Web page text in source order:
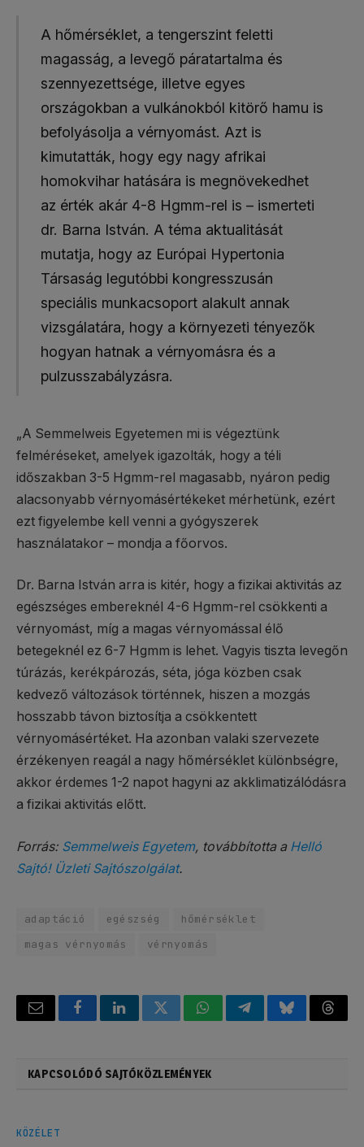
A hőmérséklet, a tengerszint feletti
magasság, a levegő páratartalma és
szennyezettsége, illetve egyes
országokban a vulkánokból kitörő hamu is
befolyásolja a vérnyomást. Azt is
kimutatták, hogy egy nagy afrikai
homokvihar hatására is megnövekedhet
az érték akár 4-8 Hgmm-rel is – ismerteti
dr. Barna István. A téma aktualitását
mutatja, hogy az Európai Hypertonia
Társaság legutóbbi kongresszusán
speciális munkacsoport alakult annak
vizsgálatára, hogy a környezeti tényezők
hogyan hatnak a vérnyomásra és a
pulzusszabályzásra.
„A Semmelweis Egyetemen mi is végeztünk
felméréseket, amelyek igazolták, hogy a téli
időszakban 3-5 Hgmm-rel magasabb, nyáron pedig
alacsonyabb vérnyomásértékeket mérhetünk, ezért
ezt figyelembe kell venni a gyógyszerek
használatakor – mondja a főorvos.
Dr. Barna István arra is kitér, hogy a fizikai aktivitás az
egészséges embereknél 4-6 Hgmm-rel csökkenti a
vérnyomást, míg a magas vérnyomással élő
betegeknél ez 6-7 Hgmm is lehet. Vagyis tiszta levegőn
túrázás, kerékpározás, séta, jóga közben csak
kedvező változások történnek, hiszen a mozgás
hosszabb távon biztosítja a csökkentett
vérnyomásértéket. Ha azonban valaki szervezete
érzékenyen reagál a nagy hőmérséklet különbségre,
akkor érdemes 1-2 napot hagyni az akklimatizálódásra
a fizikai aktivitás előtt.
Forrás: Semmelweis Egyetem, továbbította a Helló
Sajtó! Üzleti Sajtószolgálat.
adaptáció egészség
hőmérséklet
magas vérnyomás
vérnyomás
Email FacebookLinkedInTwitterWhatsAppTelegramBluesky
KAPCSOLÓDÓ SAJTÓKÖZLEMÉNYEK
KÖZÉLET